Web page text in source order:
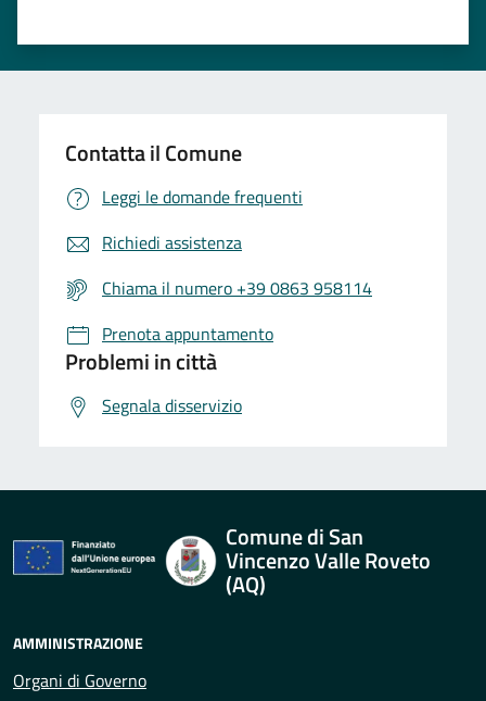
Contatta il Comune
Leggi le domande frequenti
Richiedi assistenza
Chiama il numero +39 0863 958114
Prenota appuntamento
Problemi in città
Segnala disservizio
Comune di San
Vincenzo Valle Roveto
(AQ)
AMMINISTRAZIONE
Organi di Governo